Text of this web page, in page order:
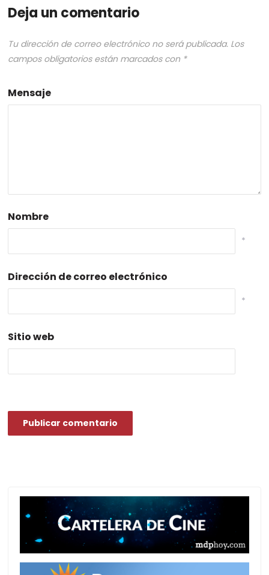
Deja un comentario
Tu dirección de correo electrónico no será publicada. Los
campos obligatorios están marcados con *
Mensaje
Nombre
*
Dirección de correo electrónico
*
Sitio web